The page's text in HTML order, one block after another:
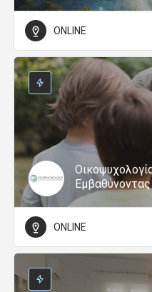
ONLINE
ONLINE